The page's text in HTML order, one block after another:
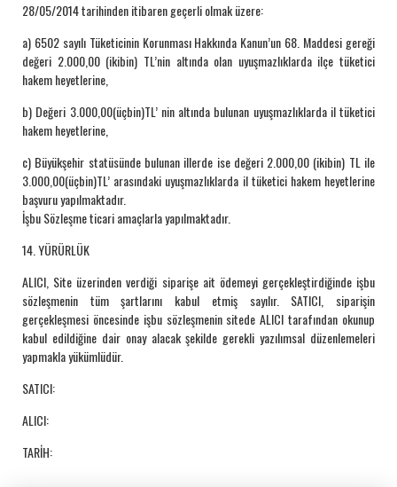
28/05/2014 tarihinden itibaren geçerli olmak üzere:
a) 6502 sayılı Tüketicinin Korunması Hakkında Kanun’un 68. Maddesi gereği
değeri 2.000,00 (ikibin) TL’nin altında olan uyuşmazlıklarda ilçe tüketici
hakem heyetlerine,
b) Değeri 3.000,00(üçbin)TL’ nin altında bulunan uyuşmazlıklarda il tüketici
hakem heyetlerine,
c) Büyükşehir statüsünde bulunan illerde ise değeri 2.000,00 (ikibin) TL ile
3.000,00(üçbin)TL’ arasındaki uyuşmazlıklarda il tüketici hakem heyetlerine
başvuru yapılmaktadır.
İşbu Sözleşme ticari amaçlarla yapılmaktadır.
14. YÜRÜRLÜK
ALICI, Site üzerinden verdiği siparişe ait ödemeyi gerçekleştirdiğinde işbu
sözleşmenin tüm şartlarını kabul etmiş sayılır. SATICI, siparişin
gerçekleşmesi öncesinde işbu sözleşmenin sitede ALICI tarafından okunup
kabul edildiğine dair onay alacak şekilde gerekli yazılımsal düzenlemeleri
yapmakla yükümlüdür.
SATICI:
ALICI:
TARİH: